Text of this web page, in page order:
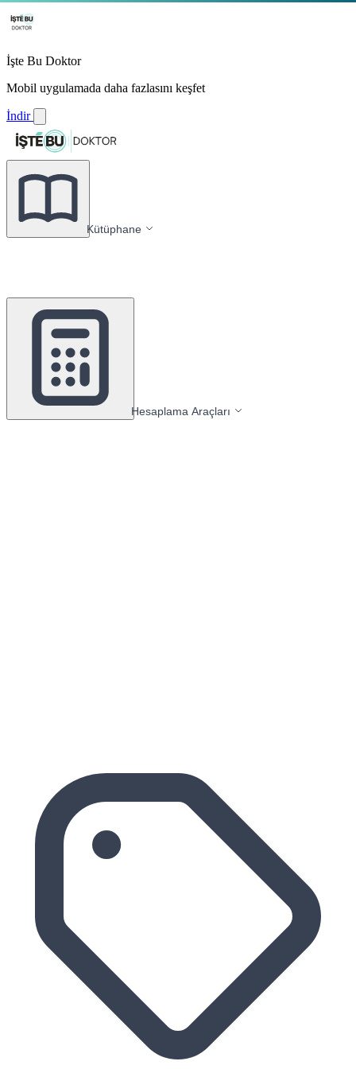
İşte Bu Doktor
Mobil uygulamada daha fazlasını keşfet
İndir
Kütüphane
Hesaplama Araçları